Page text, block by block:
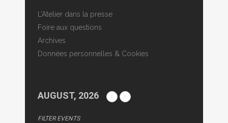
L’Atelier dans la presse
Foire aux questions
Archives
Données personnelles & Cookies
AUGUST, 2026
FILTER EVENTS